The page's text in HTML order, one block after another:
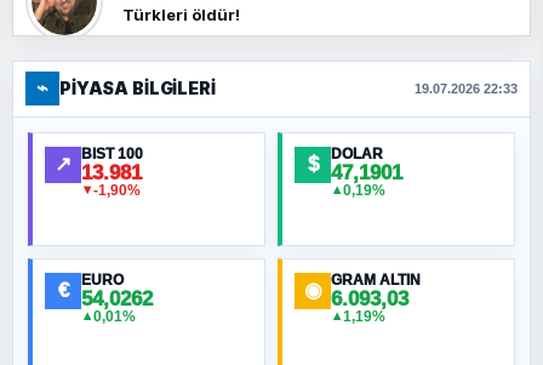
Türkleri öldür!
FERHAT BÜYÜKKALKAN
Ankara Zirvesi: NATO Toplantısı mı, Yeni
Ortadoğu Haritasının Provası mı?
MURAT ÖZKAN
⌁ PIYASA BILGILERI 19.07.2026 22:33
↗ BIST 100
13.981
▼-1,90%
$ DOLAR
47,1901
▲0,19%
€ EURO
54,0262
▲0,01%
◉ GRAM ALTIN
6.093,03
▲1,19%